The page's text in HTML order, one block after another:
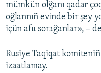
mümkün olğanı qadar
oğlannıñ evinde bir şey
içün afu sorağanlar», –
Rusiye Taqiqat komiteniñ
izaatlamay.